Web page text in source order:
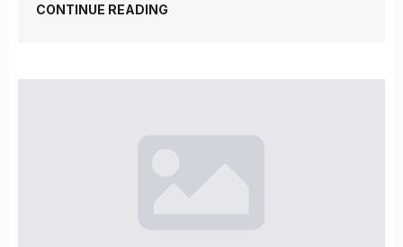
CONTINUE READING